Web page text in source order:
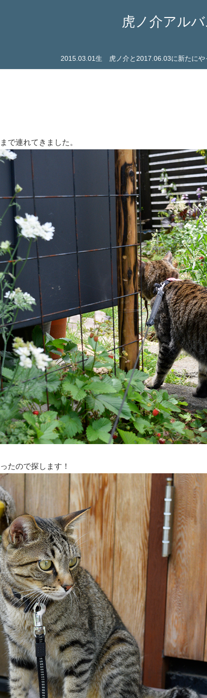
虎ノ介アル
2015.03.01生 虎ノ介と2017.06.03に新たにや
で連れてきました。
たので探します！